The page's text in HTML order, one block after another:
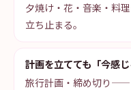
夕焼け・花・音楽・料
立ち止まる。
計画を立てても「今感
旅行計画・締め切り——